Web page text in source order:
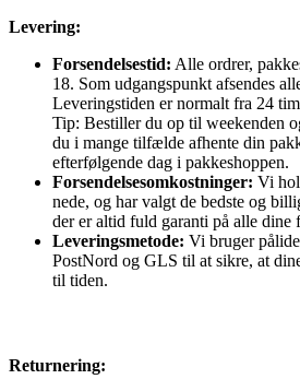
Levering:
Forsendelsestid: Alle ordrer,
18. Som udgangspunkt afsendes
Leveringstiden er normalt fra 24
Tip: Bestiller du op til weekenden
du i mange tilfælde afhente din
efterfølgende dag i pakkeshoppen.
Forsendelsesomkostninger: Vi
nede, og har valgt de bedste og
der er altid fuld garanti på alle dine
Leveringsmetode: Vi bruger
PostNord og GLS til at sikre, at
til tiden.
Returnering: